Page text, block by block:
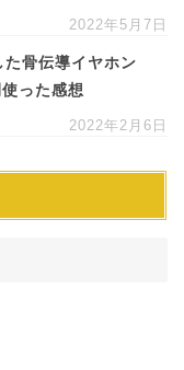
2022年5月7日
骨伝導イヤホン
った感想
2022年2月6日